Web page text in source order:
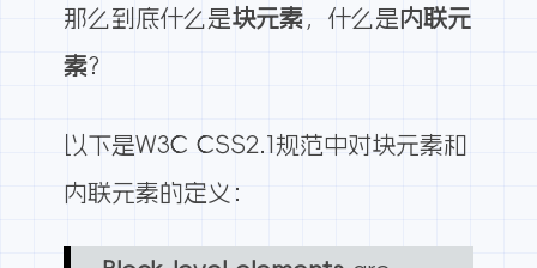
那么到底什么是块元素，什么是内联元
素？
以下是W3C CSS2.1 规范中对块元素和
内联元素的定义：